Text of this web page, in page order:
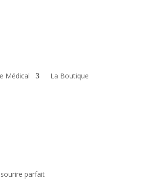
Médical La Boutique
sourire parfait